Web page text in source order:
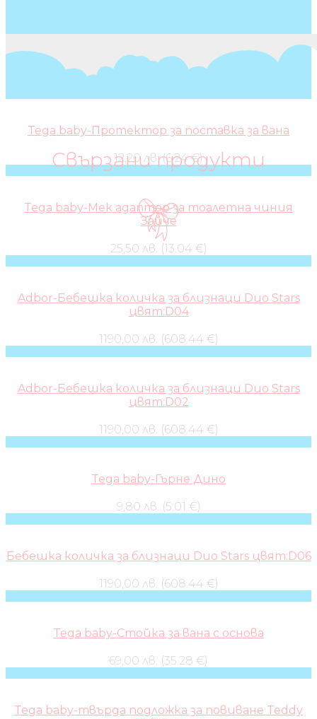
Свързани продукти
Tega baby-Протектор за поставка за вана
12,20 лв. (6.24 €)
Tega baby-Мек адаптор за тоалетна чиния
Зайче
25,50 лв. (13.04 €)
Adbor-Бебешка количка за близнаци Duo Stars
цвят:D04
1190,00 лв. (608.44 €)
Adbor-Бебешка количка за близнаци Duo Stars
цвят:D02
1190,00 лв. (608.44 €)
Tega baby-Гърне Дино
9,80 лв. (5.01 €)
Бебешка количка за близнаци Duo Stars цвят:D06
1190,00 лв. (608.44 €)
Tega baby-Стойка за вана с основа
69,00 лв. (35.28 €)
Tega baby-твърда подложка за повиване Teddy